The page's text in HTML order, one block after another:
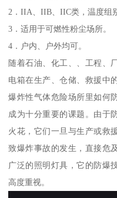
2．IIA、IIB、IIC类，温度组
3．适用于可燃性粉尘场所。
4．户内、户外均可。
随着石油、化工、、工程、
电箱在生产、仓储、救援中
爆炸性气体危险场所里如何
成为十分重要的课题。由于
火花，它们一旦与生产或救
致爆炸事故的发生，直接危
广泛的照明灯具，它的防爆
高度重视。